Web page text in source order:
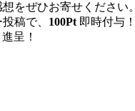
をぜひお寄せください。
稿で、 100Pt 即時付与！
進呈！